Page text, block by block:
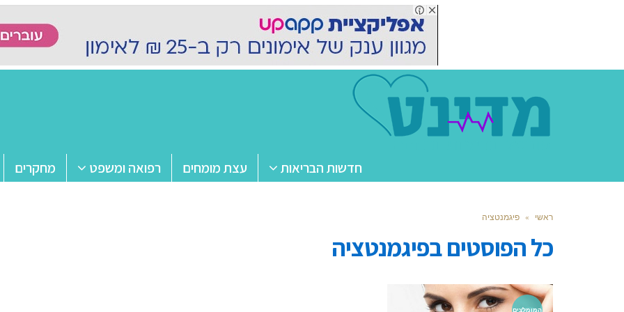
חדשות הבריאות עצת מומחים רפואה ומשפט מחקרים
ראשי » פיגמנטציה
כל הפוסטים בפיגמנטציה
המומלצים